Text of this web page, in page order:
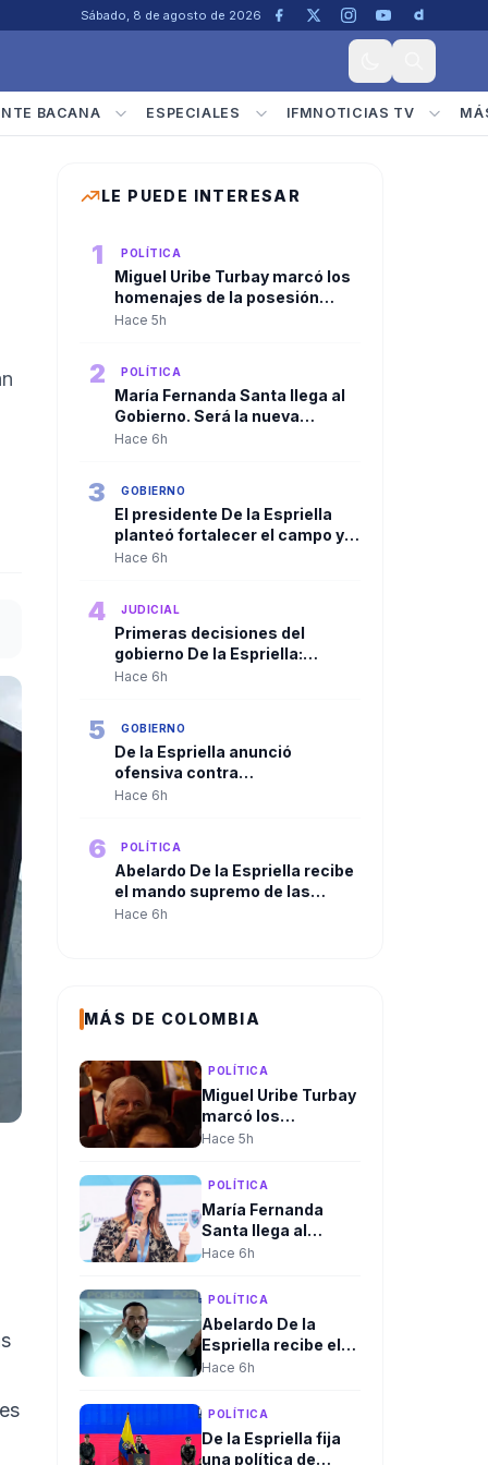
Sábado, 8 de agosto de 2026
BACANA ESPECIALES IFMNOTICIAS TV
LE PUEDE INTERESAR
1 POLÍTICA
Miguel Uribe Turbay marcó los
homenajes de la posesión
presidencial de Abelardo De la
Hace 5h
2 POLÍTICA
María Fernanda Santa llega al
Gobierno. Será la nueva
viceministra de
Hace 6h
3 GOBIERNO
El presidente De la Espriella
planteó fortalecer el campo y
ampliar la presencia del Estado
Hace 6h
4 JUDICIAL
Primeras decisiones del
gobierno De la Espriella:
Trasladan a más de 100
Hace 6h
5 GOBIERNO
De la Espriella anunció
ofensiva contra
organizaciones criminales y
Hace 6h
6 POLÍTICA
Abelardo De la Espriella recibe
el mando supremo de las
Fuerzas Militares en solemne
Hace 6h
MÁS DE COLOMBIA
POLÍTICA
Miguel Uribe Turbay
marcó los
homenajes de la
presidencial de
Espriella
Hace 5h
POLÍTICA
María Fernanda
Santa llega al
Gobierno. Será la
de Infraestructura
Hace 6h
POLÍTICA
Abelardo De la
Espriella recibe el
mando supremo de
Militares en
solemne ceremonia
de reconocimiento
Hace 6h
POLÍTICA
De la Espriella fija
una política de